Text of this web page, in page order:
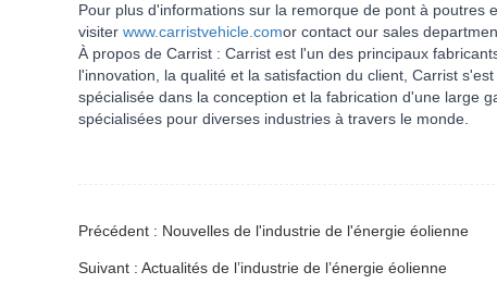
Pour plus d'informations sur la remorque de pont à poutres
visiter www.carristvehicle.comor contact our sales
À propos de Carrist : Carrist est l'un des principaux
l'innovation, la qualité et la satisfaction du client, Carrist
spécialisée dans la conception et la fabrication d'une large
spécialisées pour diverses industries à travers le monde.
Précédent : Nouvelles de l'industrie de l'énergie éolienne
Suivant : Actualités de l’industrie de l’énergie éolienne